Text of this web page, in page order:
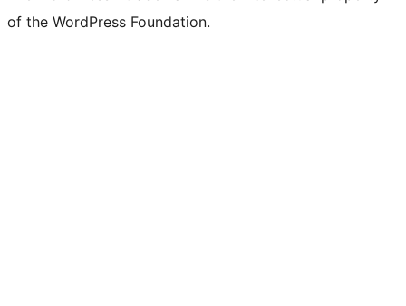
of the WordPress Foundation.